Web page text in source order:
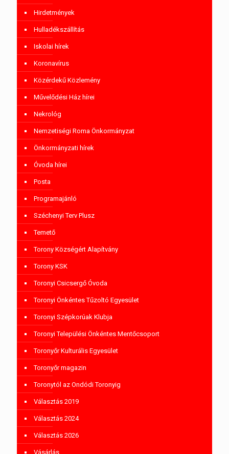
Hirdetmények
Hulladékszállítás
Iskolai hírek
Koronavírus
Közérdekű Közlemény
Művelődési Ház hírei
Nekrológ
Nemzetiségi Roma Önkormányzat
Önkormányzati hírek
Óvoda hírei
Posta
Programajánló
Széchenyi Terv Plusz
Temető
Torony Községért Alapítvány
Torony KSK
Toronyi Csicsergő Óvoda
Toronyi Önkéntes Tűzoltó Egyesület
Toronyi Szépkorúak Klubja
Toronyi Települési Önkéntes Mentőcsoport
Toronyőr Kulturális Egyesület
Toronyőr magazin
Toronytól az Ondódi Toronyig
Választás 2019
Választás 2024
Választás 2026
Vásárlás